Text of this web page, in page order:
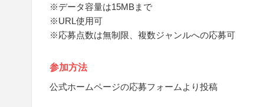
※データ容量は15MBまで
※URL使用可
※応募点数は無制限、複数ジャンルへの応募可
参加方法
公式ホームページの応募フォームより投稿